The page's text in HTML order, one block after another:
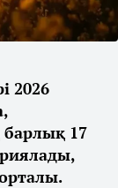
2026
17